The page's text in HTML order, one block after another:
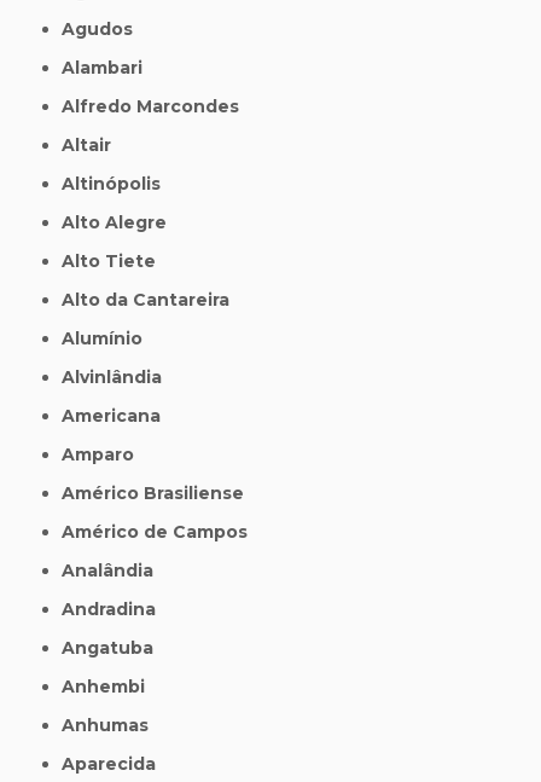
Agudos
Alambari
Alfredo Marcondes
Altair
Altinópolis
Alto Alegre
Alto Tiete
Alto da Cantareira
Alumínio
Alvinlândia
Americana
Amparo
Américo Brasiliense
Américo de Campos
Analândia
Andradina
Angatuba
Anhembi
Anhumas
Aparecida